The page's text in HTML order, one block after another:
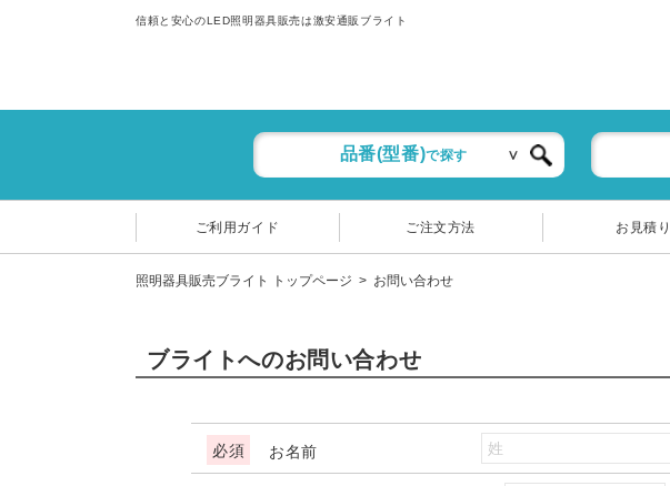
信頼と安心のLED照明器具販売は激安通販ブライト
品番(型番)で探す
ご利用ガイド ご注文方法 お見積り
照明器具販売ブライト トップページ お問い合わせ
ブライトへのお問い合わせ
お名前